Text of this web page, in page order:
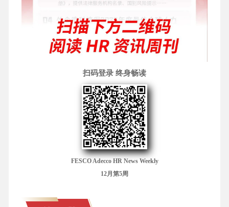
扫码登录 终身畅读
FESCO Adecco HR News Weekly
12月第5周